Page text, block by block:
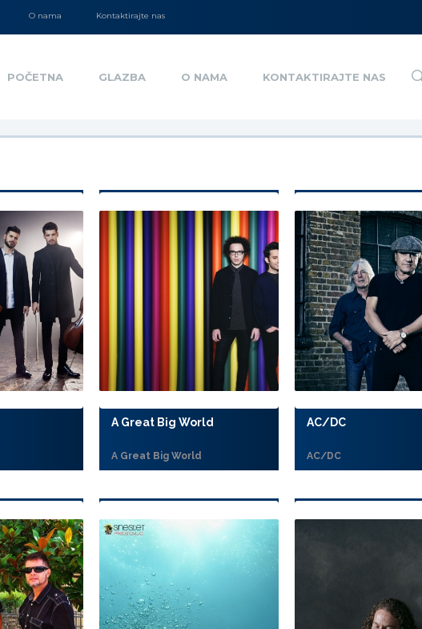
O nama Kontaktirajte nas
POČETNA GLAZBA O NAMA KONTAKTIRAJTE NAS
A Great Big World
A Great Big World
AC/DC
AC/DC